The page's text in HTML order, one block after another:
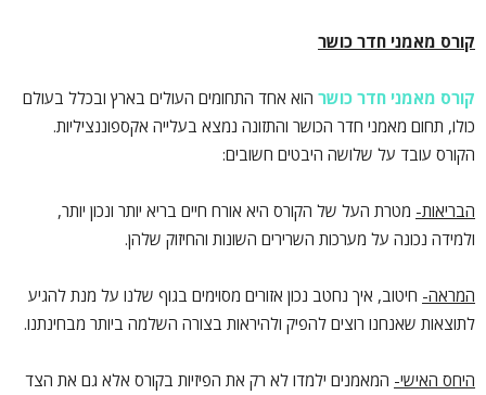
קורס מאמני חדר כושר
קורס מאמני חדר כושר הוא אחד התחומים העולים בארץ ובכלל בעולם
כולו, תחום מאמני חדר הכושר והתזונה נמצא בעלייה אקספוננציליות.
הקורס עובד על שלושה היבטים חשובים:
הבריאות- מטרת העל של הקורס היא אורח חיים בריא יותר ונכון יותר,
ולמידה נכונה על מערכות השרירים השונות והחיזוק שלהן.
המראה- חיטוב, איך נחטב נכון אזורים מסוימים בגוף שלנו על מנת להגיע
לתוצאות שאנחנו רוצים להפיק ולהיראות בצורה השלמה ביותר מבחינתנו.
היחס האישי- המאמנים ילמדו לא רק את הפיזיות בקורס אלא גם את הצד